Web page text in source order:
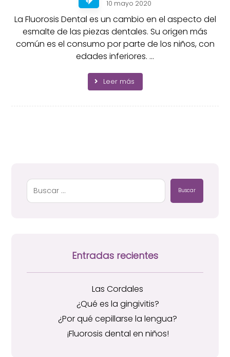
10 mayo 2020
La Fluorosis Dental es un cambio en el aspecto del
esmalte de las piezas dentales. Su origen más
común es el consumo por parte de los niños, con
edades inferiores. ...
Leer más
Buscar
Entradas recientes
Las Cordales
¿Qué es la gingivitis?
¿Por qué cepillarse la lengua?
¡Fluorosis dental en niños!